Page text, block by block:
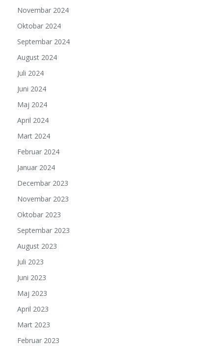
Novembar 2024
Oktobar 2024
Septembar 2024
August 2024
Juli 2024
Juni 2024
Maj 2024
April 2024
Mart 2024
Februar 2024
Januar 2024
Decembar 2023
Novembar 2023
Oktobar 2023
Septembar 2023
August 2023
Juli 2023
Juni 2023
Maj 2023
April 2023
Mart 2023
Februar 2023